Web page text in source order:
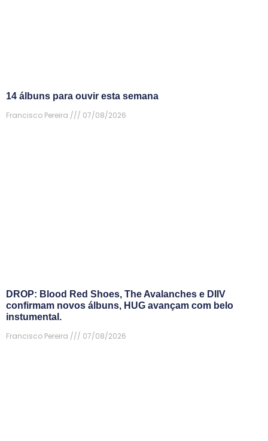
14 álbuns para ouvir esta semana
Francisco Pereira
07/08/2026
DROP: Blood Red Shoes, The Avalanches e DIIV
confirmam novos álbuns, HUG avançam com belo
instumental.
Francisco Pereira
07/08/2026